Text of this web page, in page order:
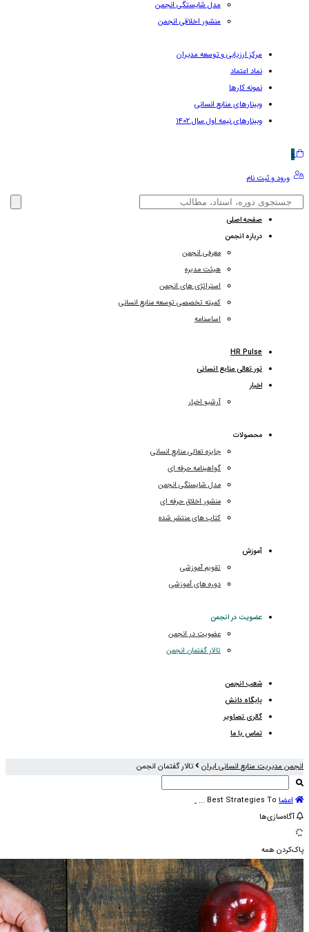
مدل شایستگی انجمن
منشور اخلاقی انجمن
مرکز ارزیابی و توسعه مدیران
نماد اعتماد
نمونه کارها
وبینارهای منابع انسانی
وبینارهای نیمه اول سال ۱۴۰۲
0
ورود و ثبت نام
صفحه اصلی
درباره انجمن
معرفی انجمن
هیئت مدیره
استراتژی های انجمن
کمیته تخصصی توسعه منابع انسانی
اساسنامه
HR Pulse
تور تعالی منابع انسانی
اخبار
آرشیو اخبار
محصولات
جایزه تعالی منابع انسانی
گواهینامه حرفه ای
مدل شایستگی انجمن
منشور اخلاق حرفه ای
کتاب های منتشر شده
آموزش
تقویم آموزشی
دوره های آموزشی
عضویت در انجمن
عضویت در انجمن
تالار گفتمان انجمن
شعب انجمن
پایگاه دانش
گالری تصاویر
تماس با ما
انجمن مدیریت منابع انسانی ایران تالار گفتمان انجمن
اعضا Best Strategies To ...
آگاه‌سازی‌ها
پاک‌کردن همه